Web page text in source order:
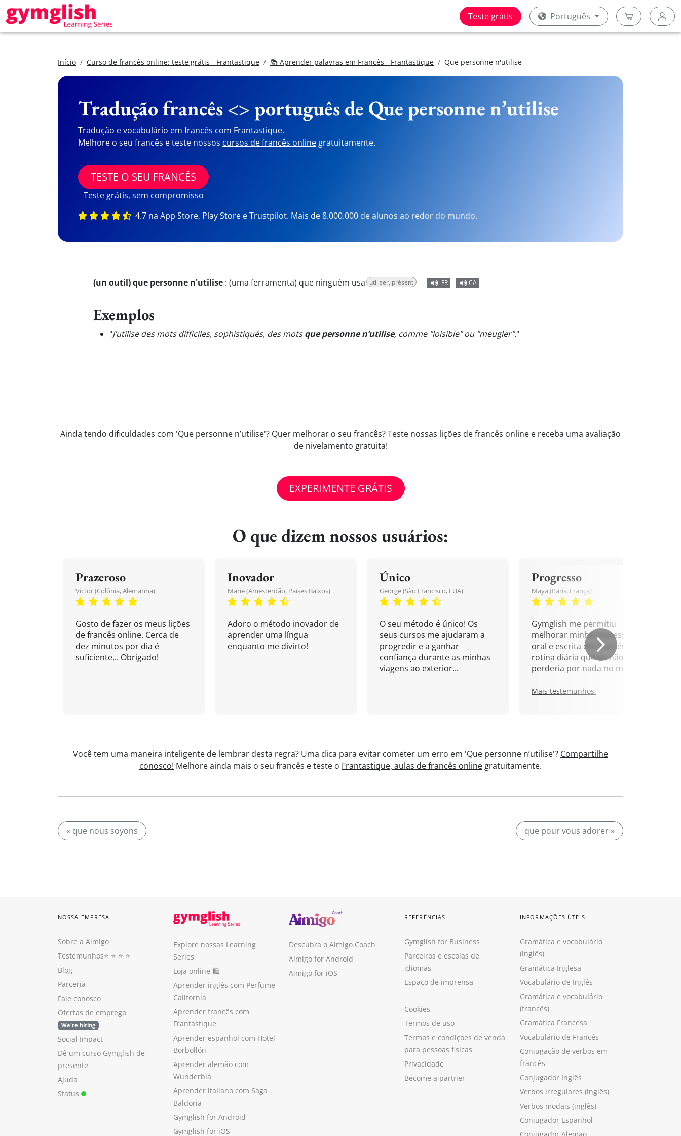
Teste grátis Português
Início Curso de francês online: teste grátis - Frantastique 📚 Aprender palavras em Francês - Frantastique Que personne n'utilise
Tradução francês <> português de Que personne n’utilise
Tradução e vocabulário em francês com Frantastique.
Melhore o seu francês e teste nossos cursos de francês online gratuitamente.
TESTE O SEU FRANCÊS
Teste grátis, sem compromisso
4.7 na App Store, Play Store e Trustpilot. Mais de 8.000.000 de alunos ao redor do mundo.
(un outil) que personne n'utilise : (uma ferramenta) que ninguém usa utiliser, présent FR CA
Exemplos
"J’utilise des mots difficiles, sophistiqués, des motsque personne n’utilise, comme "loisible" ou "meugler"."
Ainda tendo dificuldades com 'Que personne n’utilise'? Quer melhorar o seu francês? Teste nossas lições de francês online e receba uma avaliação
de nivelamento gratuita!
EXPERIMENTE GRÁTIS
O que dizem nossos usuários:
Prazeroso
Victor (Colônia, Alemanha)
Gosto de fazer os meus lições
de francês online. Cerca de
dez minutos por dia é
suficiente... Obrigado!
Inovador
Marie (Amesterdão, Países Baixos)
Adoro o método inovador de
aprender uma língua
enquanto me divirto!
Único
George (São Francisco, EUA)
O seu método é único! Os
seus cursos me ajudaram a
progredir e a ganhar
confiança durante as minhas
viagens ao exterior...
Progresso
Maya (Paris, França)
Gymglish me permitiu
melhorar minha expressão
oral e escrita em francês. Uma
rotina diária que eu não
perderia por nada no mundo!
Mais testemunhos.
Você tem uma maneira inteligente de lembrar desta regra? Uma dica para evitar cometer um erro em 'Que personne n’utilise'? Compartilhe
conosco! Melhore ainda mais o seu francês e teste o Frantastique, aulas de francês online gratuitamente.
« que nous soyons que pour vous adorer »
NOSSA EMPRESA
Sobre a Aimigo
Testemunhos⭐️ ⭐️ ⭐️ ⭐️
Blog
Parceria
Fale conosco
Ofertas de emprego
We're hiring
Social Impact
Dê um curso Gymglish de
presente
Ajuda
Status
Explore nossas Learning
Series
Loja online 🛍
Aprender inglês com Perfume
California
Aprender francês com
Frantastique
Aprender espanhol com Hotel
Borbollón
Aprender alemão com
Wunderbla
Aprender italiano com Saga
Baldoria
Gymglish for Android
Gymglish for iOS
Descubra o Aimigo Coach
Aimigo for Android
Aimigo for iOS
REFERÊNCIAS
Gymglish for Business
Parceiros e escolas de
idiomas
Espaço de imprensa
----
Cookies
Termos de uso
Termos e condiçoes de venda
para pessoas fisicas
Privacidade
Become a partner
INFORMAÇÕES ÚTEIS
Gramática e vocabulário
(inglês)
Gramática Inglesa
Vocabulário de Inglês
Gramática e vocabulário
(francês)
Gramática Francesa
Vocabulário de Francês
Conjugação de verbos em
francês
Conjugador Inglês
Verbos irregulares (inglês)
Verbos modais (inglês)
Conjugador Espanhol